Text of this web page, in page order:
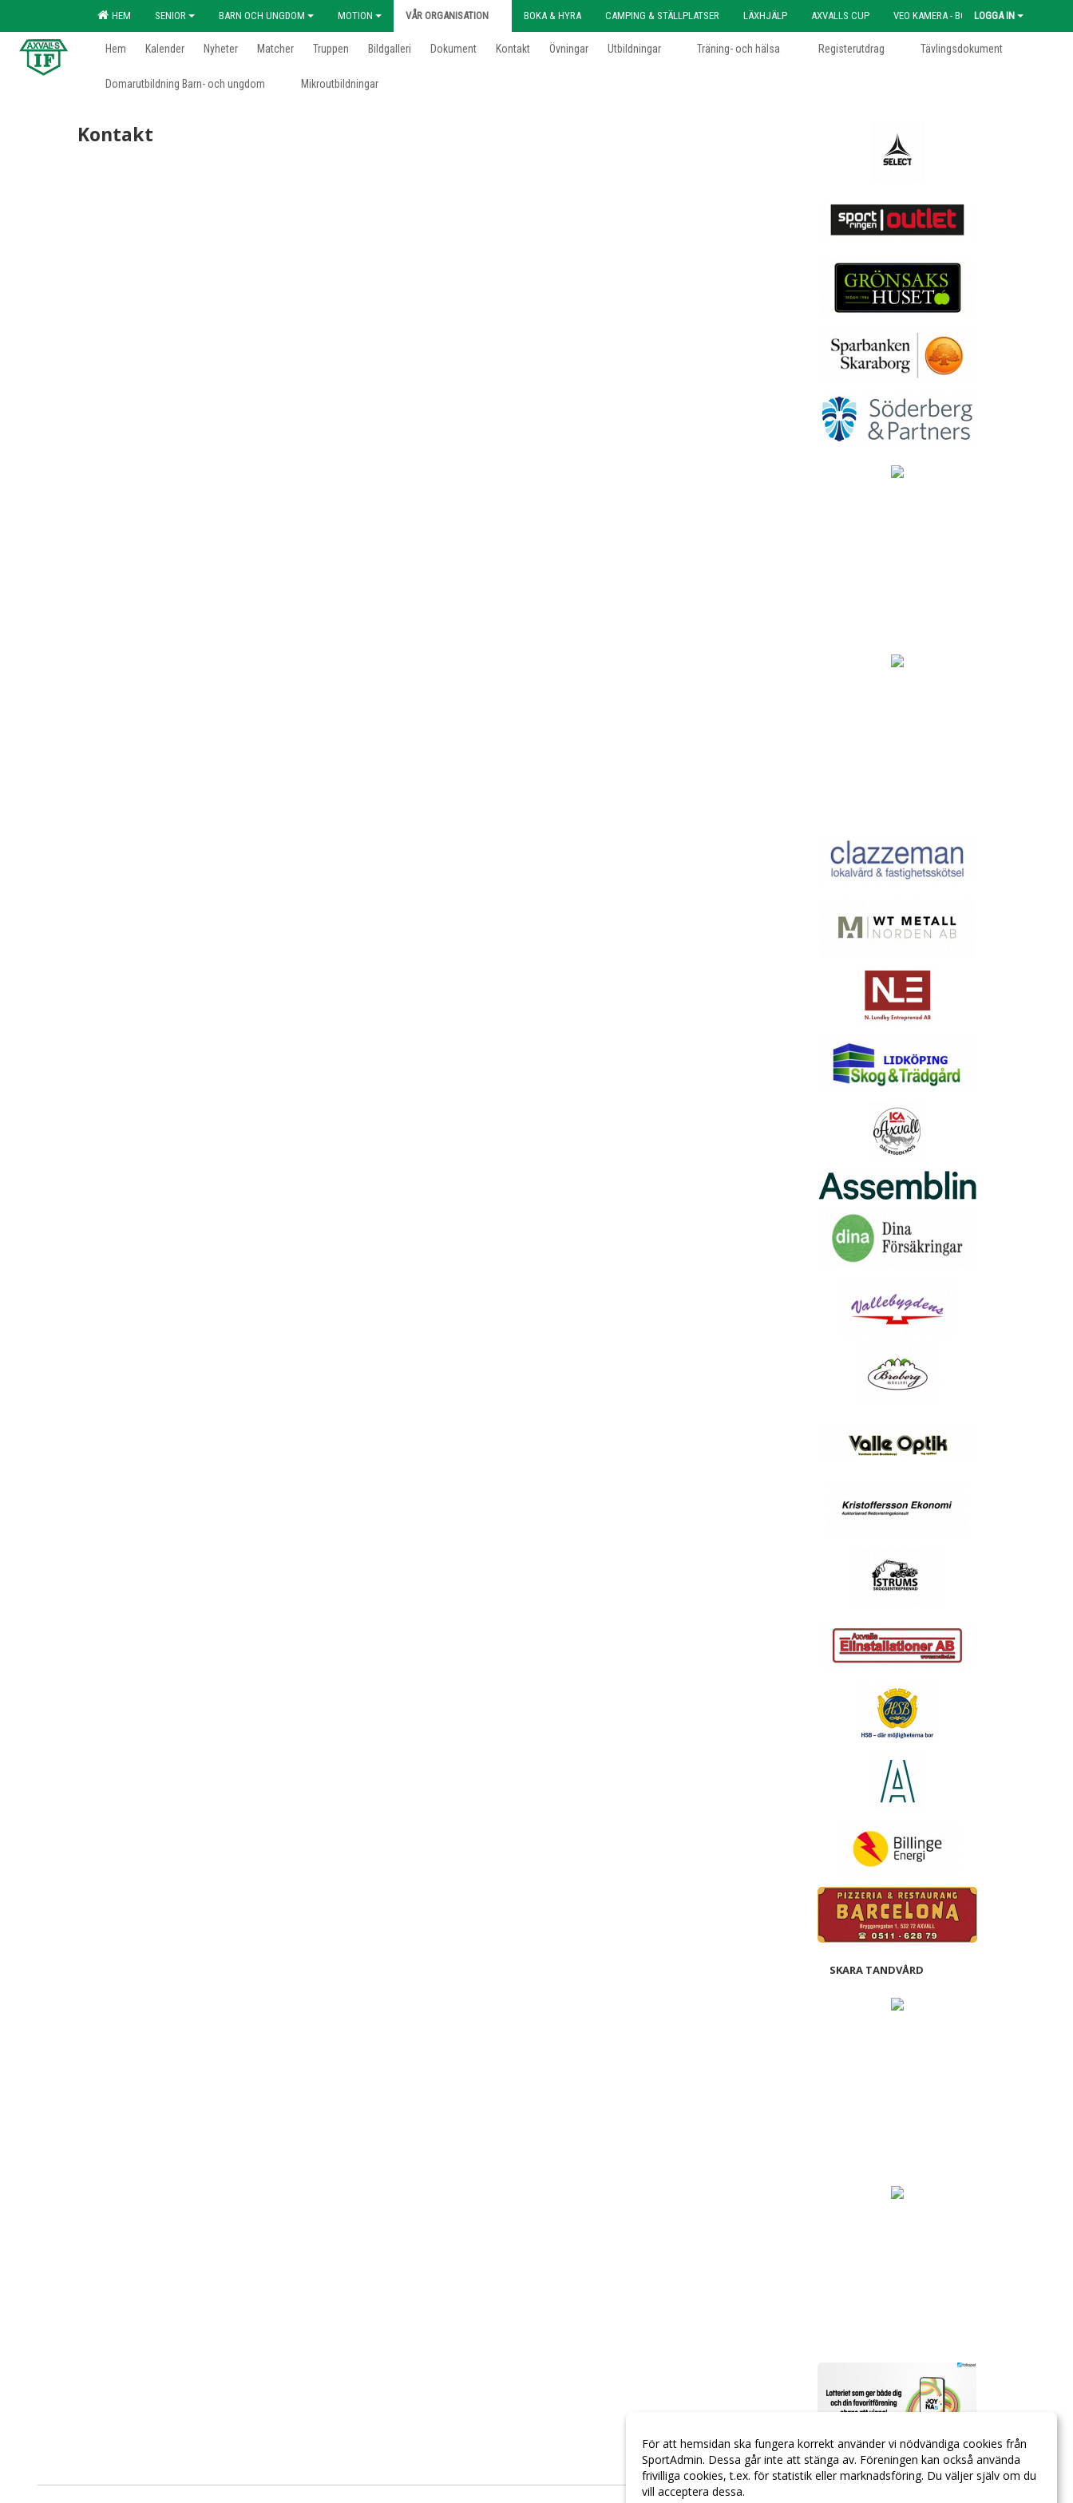
HEM SENIOR BARN OCH UNGDOM MOTION VÅR ORGANISATION BOKA & HYRA CAMPING & STÄLLPLATSER LÄXHJÄLP AXVALLS CUP VEO KAMERA - BOKNINGLOGGA IN
Hem Kalender Nyheter Matcher Truppen Bildgalleri Dokument Kontakt Övningar Utbildningar Träning- och hälsa Registerutdrag Tävlingsdokument
Domarutbildning Barn- och ungdom Mikroutbildningar
Kontakt
SKARA TANDVÅRD
För att hemsidan ska fungera korrekt använder vi nödvändiga cookies från
SportAdmin. Dessa går inte att stänga av. Föreningen kan också använda
frivilliga cookies, t.ex. för statistik eller marknadsföring. Du väljer själv om du
vill acceptera dessa.